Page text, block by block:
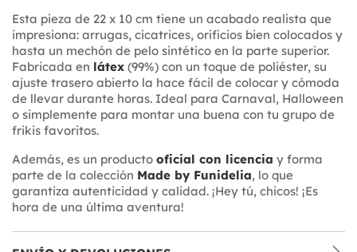
Esta pieza de 22 x 10 cm tiene un acabado realista que
impresiona: arrugas, cicatrices, orificios bien colocados y
hasta un mechón de pelo sintético en la parte superior.
Fabricada en látex (99%) con un toque de poliéster, su
ajuste trasero abierto la hace fácil de colocar y cómoda
de llevar durante horas. Ideal para Carnaval, Halloween
o simplemente para montar una buena con tu grupo de
frikis favoritos.
Además, es un producto oficial con licencia y forma
parte de la colección Made by Funidelia, lo que
garantiza autenticidad y calidad. ¡Hey tú, chicos! ¡Es
hora de una última aventura!